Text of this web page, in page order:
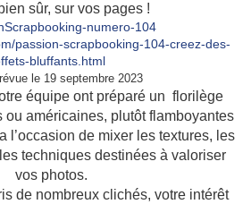
sûr, sur vos pages !
passion-scrapbooking-104-creez-des-
bluffants.html
le 19 septembre 2023
équipe ont préparé un florilège
ou américaines, plutôt flamboyantes
l’occasion de mixer les textures, les
techniques destinées à valoriser
vos photos.
de nombreux clichés, votre intérêt